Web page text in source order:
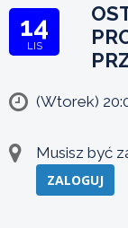
14
LIS
(Wtorek)
Musisz być
ZALOGUJ